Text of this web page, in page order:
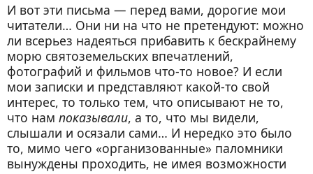
И вот эти письма — перед вами, дорогие мои
читатели… Они ни на что не претендуют: можно
ли всерьез надеяться прибавить к бескрайнему
морю святоземельских впечатлений,
фотографий и фильмов что-то новое? И если
мои записки и представляют какой-то свой
интерес, то только тем, что описывают не то,
что нам показывали, а то, что мы видели,
слышали и осязали сами… И нередко это было
то, мимо чего «организованные» паломники
вынуждены проходить, не имея возможности